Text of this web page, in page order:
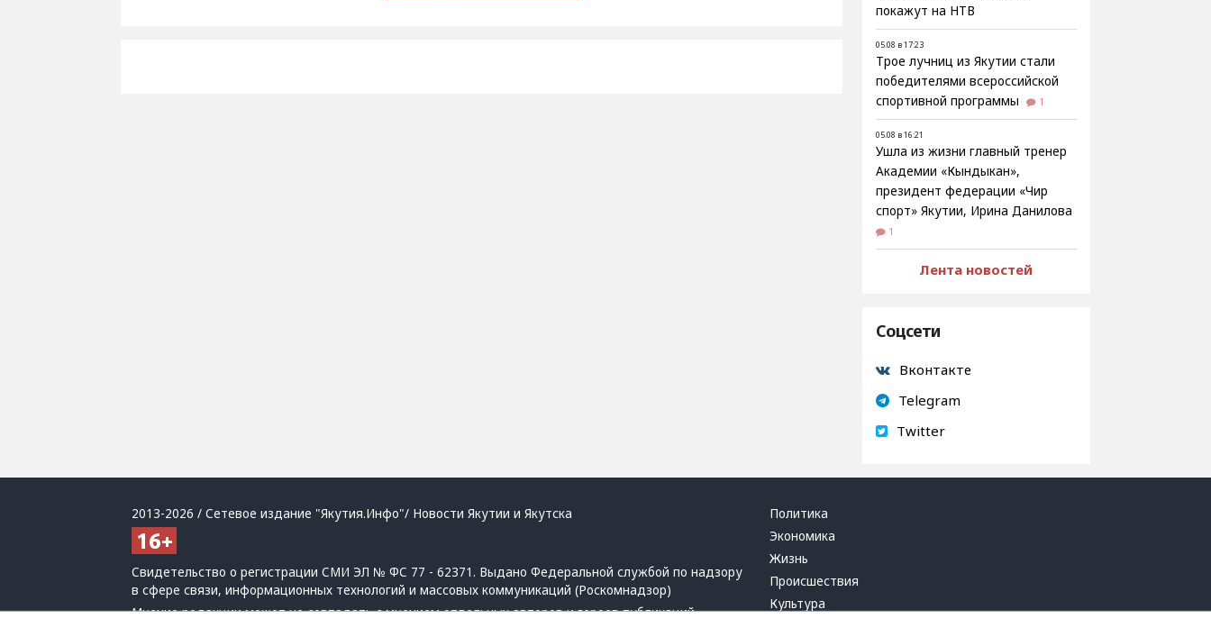
покажут на НТВ
05.08 в 17:23
Трое лучниц из Якутии стали
победителями всероссийской
спортивной программы
1
05.08 в 16:21
Ушла из жизни главный тренер
Академии «Кындыкан»,
президент федерации «Чир
спорт» Якутии, Ирина Данилова
1
Лента новостей
Соцсети
Вконтакте
Telegram
Twitter
2013-2026 / Сетевое издание "Якутия.Инфо"/ Новости Якутии и Якутска
Свидетельство о регистрации СМИ ЭЛ № ФС 77 - 62371. Выдано Федеральной службой по надзору
в сфере связи, информационных технологий и массовых коммуникаций (Роскомнадзор)
Мнение редакции может не совпадать с мнением отдельных авторов и героев публикаций.
Политика
Экономика
Жизнь
Происшествия
Культура